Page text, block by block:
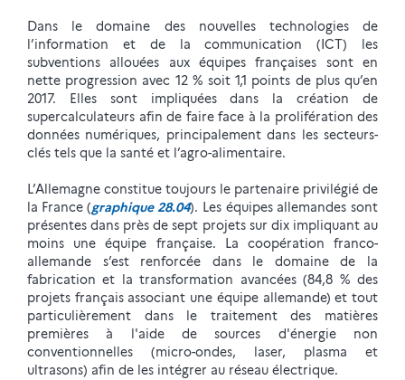
Dans le domaine des nouvelles technologies de
l’information et de la communication (ICT) les
subventions allouées aux équipes françaises sont en
nette progression avec 12 % soit 1,1 points de plus qu’en
2017. Elles sont impliquées dans la création de
supercalculateurs afin de faire face à la prolifération des
données numériques, principalement dans les secteurs-
clés tels que la santé et l’agro-alimentaire.
L’Allemagne constitue toujours le partenaire privilégié de
la France (graphique 28.04). Les équipes allemandes sont
présentes dans près de sept projets sur dix impliquant au
moins une équipe française. La coopération franco-
allemande s’est renforcée dans le domaine de la
fabrication et la transformation avancées (84,8 % des
projets français associant une équipe allemande) et tout
particulièrement dans le traitement des matières
premières à l'aide de sources d'énergie non
conventionnelles (micro-ondes, laser, plasma et
ultrasons) afin de les intégrer au réseau électrique.